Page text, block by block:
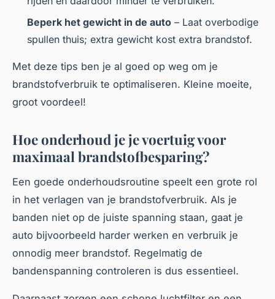
Beperk het gewicht in de auto – Laat overbodige
spullen thuis; extra gewicht kost extra brandstof.
Met deze tips ben je al goed op weg om je
brandstofverbruik te optimaliseren. Kleine moeite,
groot voordeel!
Hoe onderhoud je je voertuig voor
maximaal brandstofbesparing?
Een goede onderhoudsroutine speelt een grote rol
in het verlagen van je brandstofverbruik. Als je
banden niet op de juiste spanning staan, gaat je
auto bijvoorbeeld harder werken en verbruik je
onnodig meer brandstof. Regelmatig de
bandenspanning controleren is dus essentieel.